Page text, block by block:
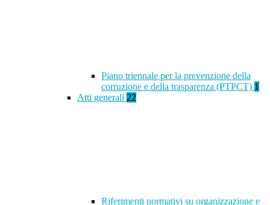
Piano triennale per la prevenzione della
corruzione e della trasparenza (PTPCT) 1
Atti generali 22
Riferimenti normativi su organizzazione e